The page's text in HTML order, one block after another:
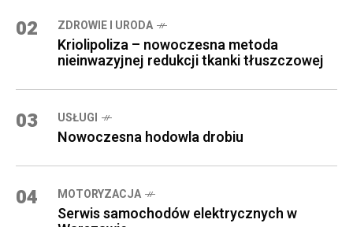
02 ZDROWIE I URODA
Kriolipoliza – nowoczesna metoda
nieinwazyjnej redukcji tkanki tłuszczowej
03 USŁUGI
Nowoczesna hodowla drobiu
04 MOTORYZACJA
Serwis samochodów elektrycznych w